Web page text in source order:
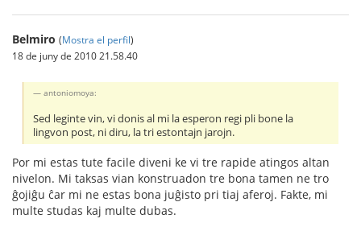
Belmiro (Mostra el perfil)
18 de juny de 2010 21.58.40
antoniomoya:
Sed leginte vin, vi donis al mi la esperon regi pli bone la
lingvon post, ni diru, la tri estontajn jarojn.
Por mi estas tute facile diveni ke vi tre rapide atingos altan
nivelon. Mi taksas vian konstruadon tre bona tamen ne tro
ĝojiĝu ĉar mi ne estas bona juĝisto pri tiaj aferoj. Fakte, mi
multe studas kaj multe dubas.